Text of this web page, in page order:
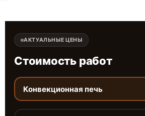
АКТУАЛЬНЫЕ ЦЕНЫ
Стоимость работ
Конвекционная печь